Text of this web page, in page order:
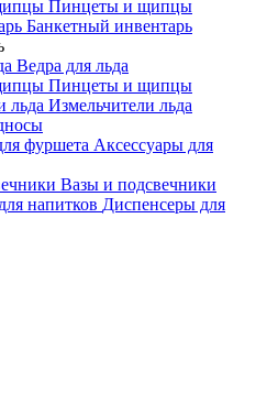
Пинцеты и щипцы
Банкетный инвентарь
Ведра для льда
Пинцеты и щипцы
Измельчители льда
Аксессуары для
Вазы и подсвечники
Диспенсеры для